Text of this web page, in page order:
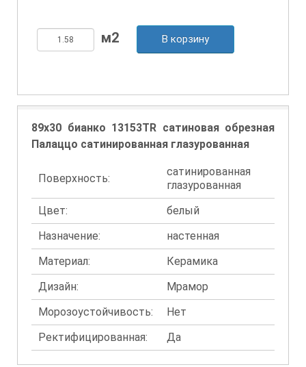
В корзину
89x30 бианко 13153TR сатиновая обрезная
Палаццо сатинированная глазурованная
Поверхность:
сатинированная
глазурованная
Цвет:
белый
Назначение:
настенная
Материал:
Керамика
Дизайн:
Мрамор
Морозоустойчивость:
Нет
Ректифицированная:
Да